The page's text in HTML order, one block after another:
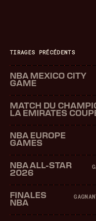
TIRAGES PRÉCÉDENTS
NBA MEXICO CITY
GAME
MATCH DU
LA EMIRATES
NBA EUROPE
GAMES
NBA ALL-STAR
2026
FINALES
NBA